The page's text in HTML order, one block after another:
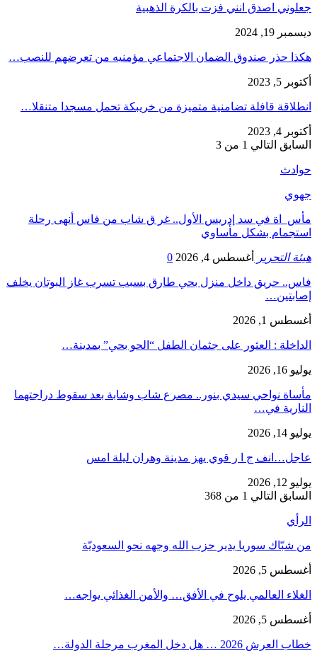
جعلوني اصدق انني فزت بالكرة الذهبية
ديسمبر 19, 2024
هكذا حذر صندوق الضمان الاجتماعي مؤمنيه من تعرضهم للنصب…
أكتوبر 5, 2023
انطلاقة قافلة تضامنية متميزة من خريبكة تحمل مسجدا متنقلا…
أكتوبر 4, 2023
السابق التالي 1 من 3
حوادث
جهوي
مأس_اة في سد إدريس الأول.. غر ق شاب من فاس أنهى رحلة
استجمام بشكل مأساوي
هيئة التحرير أغسطس 4, 2026 0
فاس.. حريق داخل منزل بحي طارق بسبب تسرب غاز البوتان يخلف
إصابتين…
أغسطس 1, 2026
​الداخلة : العثور على جثمان الطفل “الحو بحي” بمدينة…
يوليو 16, 2026
مأساة نواحي سيدي بنور.. مصرع شاب وشابة بعد سقوط دراجتهما
النارية في…
يوليو 14, 2026
عاجل…انف ج ا ر قوي يهز مدينة وهران ليلة امس
يوليو 12, 2026
السابق التالي 1 من 368
الرأي
من شبّاك سوريا يدير حزب الله وجهه نحو السعوديّة
أغسطس 5, 2026
الغلاء العالمي يلوح في الأفق… والأمن الغذائي يواجه…
أغسطس 5, 2026
خطاب العرش 2026 … هل دخل المغرب مرحلة الدولة…